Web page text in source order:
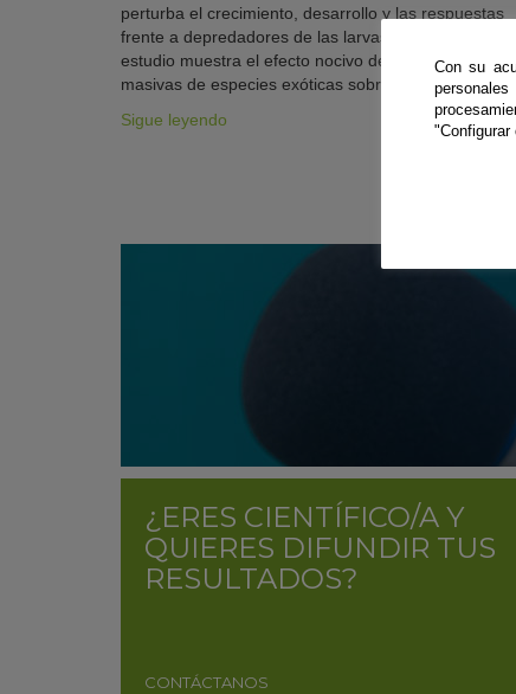
perturba el crecimiento, desarrollo y las respuestas
frente a depredadores de las larvas de anfibios. El
estudio muestra el efecto nocivo de las plantaciones
masivas de especies exóticas sobre la fauna
Sigue leyendo
¿ERES CIENTÍFICO/A Y
QUIERES DIFUNDIR TUS
RESULTADOS?
CONTÁCTANOS
Con su
"Configurar